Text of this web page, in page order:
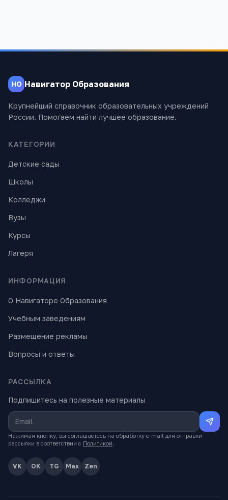
НО Навигатор Образования
Крупнейший справочник образовательных учреждений
России. Помогаем найти лучшее образование.
КАТЕГОРИИ
Детские сады
Школы
Колледжи
Вузы
Курсы
Лагеря
ИНФОРМАЦИЯ
О Навигаторе Образования
Учебным заведениям
Размещение рекламы
Вопросы и ответы
РАССЫЛКА
Подпишитесь на полезные материалы
Нажимая кнопку, вы соглашаетесь на обработку e-mail для отправки
рассылки в соответствии с Политикой.
VK OK TG Max Zen